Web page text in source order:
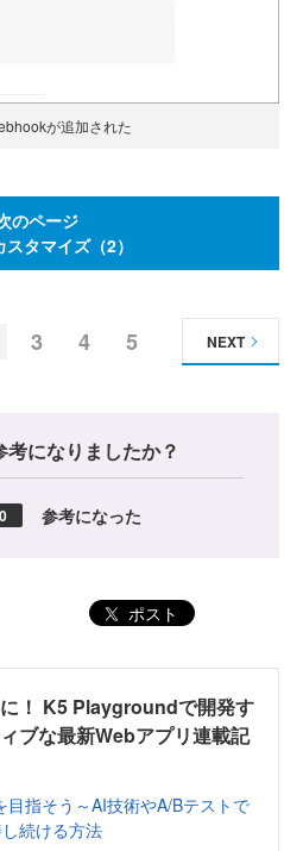
が追加された
のページ
タマイズ（2）
3 4 5 NEXT
考になりましたか？
0 参考になった
ポスト
！ K5 Playgroundで開発す
ブな最新Webアプリ連載記
目指そう～AI技術やA/Bテストで
続ける方法